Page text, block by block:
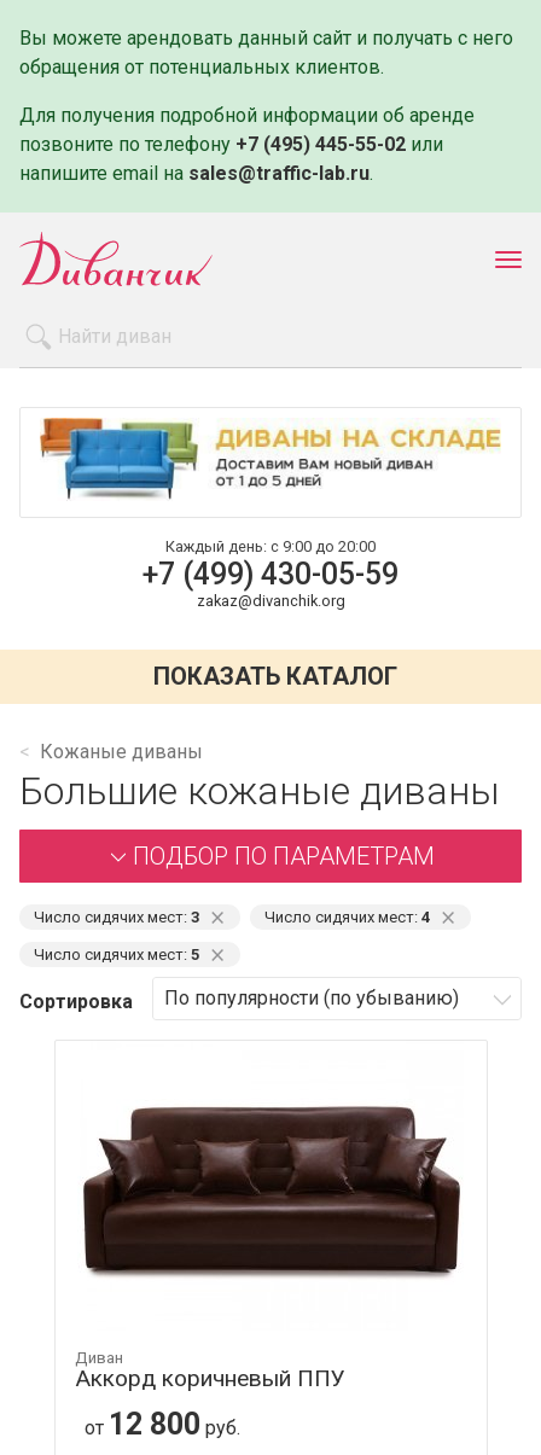
Вы можете арендовать данный сайт и получать с него
обращения от потенциальных клиентов.
Для получения подробной информации об аренде
позвоните по телефону +7 (495) 445-55-02 или
напишите email на sales@traffic-lab.ru.
Оплата и доставка
Контакты
Каждый день: с 9:00 до 20:00
+7 (499) 430-05-59
zakaz@divanchik.org
ПОКАЗАТЬ КАТАЛОГ
Кожаные диваны
Большие кожаные диваны
ПОДБОР ПО ПАРАМЕТРАМ
Число сидячих мест: 3 ⨯ Число сидячих мест: 4 ⨯
Число сидячих мест: 5 ⨯
Сортировка
Диван
Аккорд коричневый ППУ
от 12 800 руб.